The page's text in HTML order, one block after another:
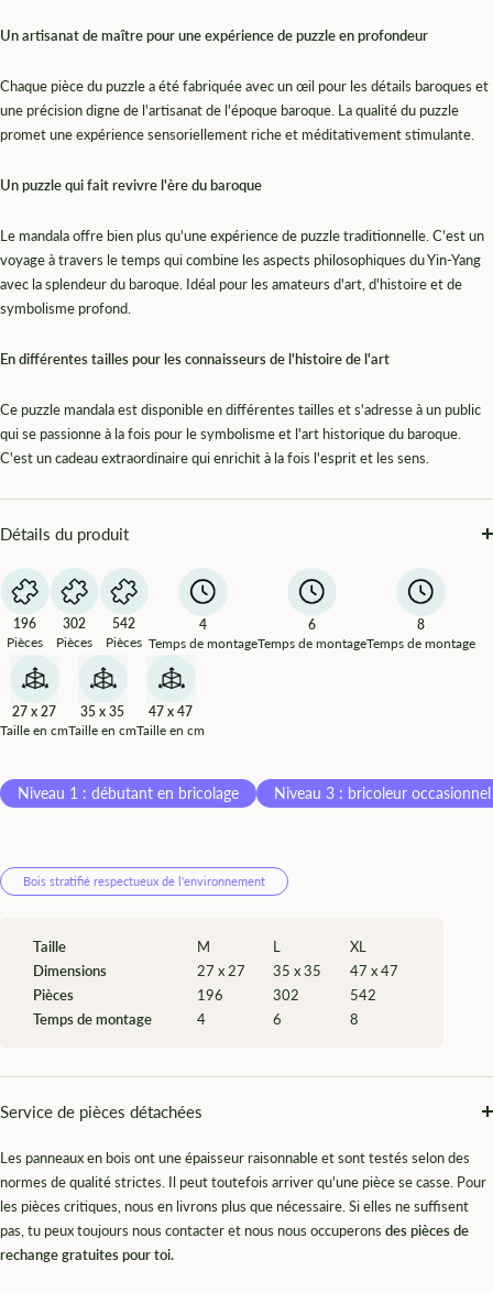
¡
Un artisanat de maître pour une expérience de puzzle en profondeur
Chaque pièce du puzzle a été fabriquée avec un œil pour les détails baroques et
une précision digne de l'artisanat de l'époque baroque. La qualité du puzzle
promet une expérience sensoriellement riche et méditativement stimulante.
Un puzzle qui fait revivre l'ère du baroque
Le mandala offre bien plus qu'une expérience de puzzle traditionnelle. C'est un
voyage à travers le temps qui combine les aspects philosophiques du Yin-Yang
avec la splendeur du baroque. Idéal pour les amateurs d'art, d'histoire et de
symbolisme profond.
En différentes tailles pour les connaisseurs de l'histoire de l'art
Ce puzzle mandala est disponible en différentes tailles et s'adresse à un public
qui se passionne à la fois pour le symbolisme et l'art historique du baroque.
C'est un cadeau extraordinaire qui enrichit à la fois l'esprit et les sens.
Détails du produit
196
Pièces
302
Pièces
542
Pièces
4
Temps de montage
6
Temps de montage
8
Temps de montage
27 x 27
Taille en cm
35 x 35
Taille en cm
47 x 47
Taille en cm
Niveau 1 : débutant en bricolage Niveau 3 : bricoleur occasionnel
Bois stratifié respectueux de l'environnement
Taille M L
XL
Dimensions
27 x 27 35 x 35
47 x 47
Pièces
196 302
542
Temps de montage
4 6 8
Service de pièces détachées
Les panneaux en bois ont une épaisseur raisonnable et sont testés selon des
normes de qualité strictes. Il peut toutefois arriver qu'une pièce se casse. Pour
les pièces critiques, nous en livrons plus que nécessaire. Si elles ne suffisent
pas, tu peux toujours nous contacter et nous nous occuperons des pièces de
rechange gratuites pour toi.